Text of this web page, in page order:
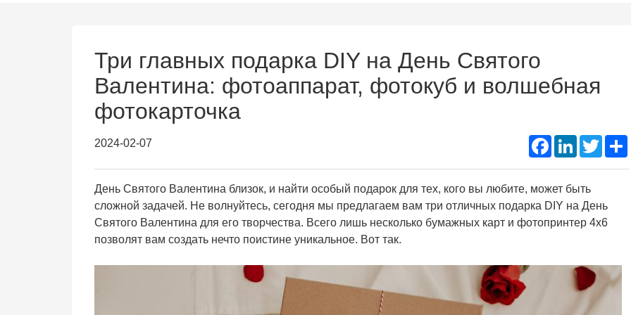
Portable A4 Printer
Photo Booth Printer
Три главных подарка DIY на День Святого
Валентина: фотоаппарат, фотокуб и волшебная
фотокарточка
2024-02-07 Facebook
LinkedInTwitter
День Святого Валентина близок, и найти особый подарок для тех, кого вы любите, может быть
сложной задачей. Не волнуйтесь, сегодня мы предлагаем вам три отличных подарка DIY на День
Святого Валентина для его творчества. Всего лишь несколько бумажных карт и фотопринтер 4x6
позволят вам создать нечто поистине уникальное. Вот так.